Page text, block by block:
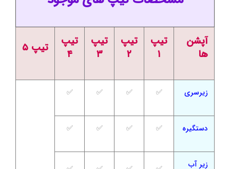
آپشن
ها
تیپ
۱
تیپ
۲
تیپ
۳
تیپ
۴
تیپ ۵
زیرسری ✅
✅
✅
✅
دستگیره ✅
✅
✅
✅
زیر آب